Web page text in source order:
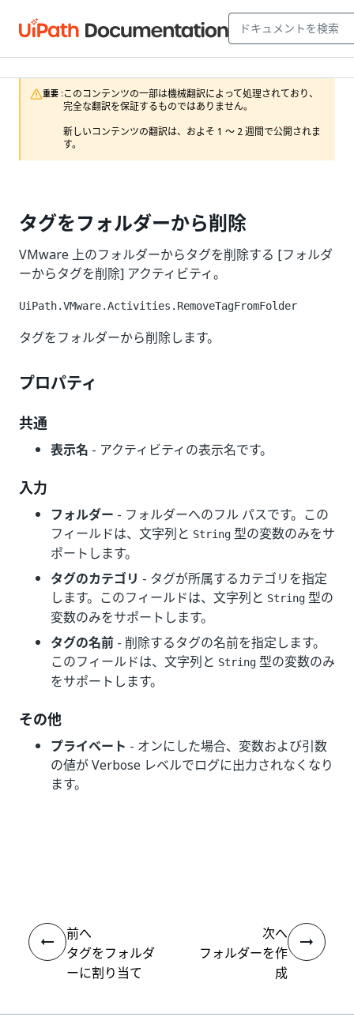
重要 :このコンテンツの一部は機械翻訳によって処理されており、
完全な翻訳を保証するものではありません。
新しいコンテンツの翻訳は、およそ 1 ～ 2 週間で公開されま
す。
タグをフォルダーから削除
VMware 上のフォルダーからタグを削除する [フォルダ
ーからタグを削除] アクティビティ。
UiPath.VMware.Activities.RemoveTagFromFolder
タグをフォルダーから削除します。
プロパティ
共通
表示名 - アクティビティの表示名です。
入力
フォルダー - フォルダーへのフル パスです。この
フィールドは、文字列と String 型の変数のみをサ
ポートします。
タグのカテゴリ - タグが所属するカテゴリを指定
します。このフィールドは、文字列と String 型の
変数のみをサポートします。
タグの名前 - 削除するタグの名前を指定します。
このフィールドは、文字列と String 型の変数のみ
をサポートします。
その他
プライベート - オンにした場合、変数および引数
の値が Verbose レベルでログに出力されなくなり
ます。
前へ
タグをフォルダ
ーに割り当て
次へ
フォルダーを作
成